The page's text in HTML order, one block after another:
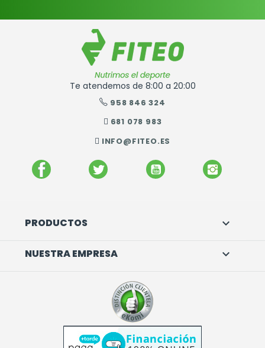
Te atendemos de 8:00 a 20:00
958 846 324
681 078 983
INFO@FITEO.ES
FACEBOOK TWITTER YOUTUBE
PRODUCTOS 
NUESTRA EMPRESA 